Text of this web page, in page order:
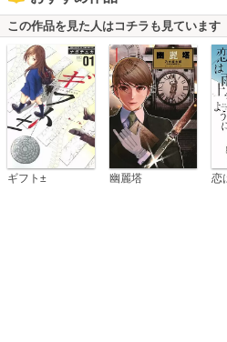
この作品を見た人はコチラも見ています
ギフト± 幽麗塔